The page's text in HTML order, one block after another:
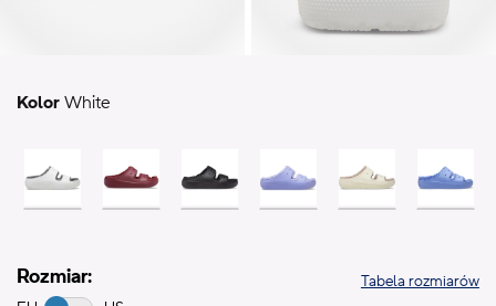
Kolor White
Rozmiar: Tabela rozmiarów